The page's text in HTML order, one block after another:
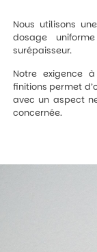
Nous utilisons
dosage
surépaisseur.
Notre exigence
finitions permet
avec un aspect
concernée.